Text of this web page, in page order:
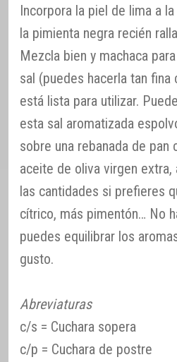
Incorpora la piel de lima a
la pimienta negra recién
Mezcla bien y machaca
sal (puedes hacerla tan fina
está lista para utilizar.
esta sal aromatizada
sobre una rebanada de pan
aceite de oliva virgen
las cantidades si prefieres
cítrico, más pimentón… No
puedes equilibrar los
gusto.
Abreviaturas
c/s = Cuchara sopera
c/p = Cuchara de postre